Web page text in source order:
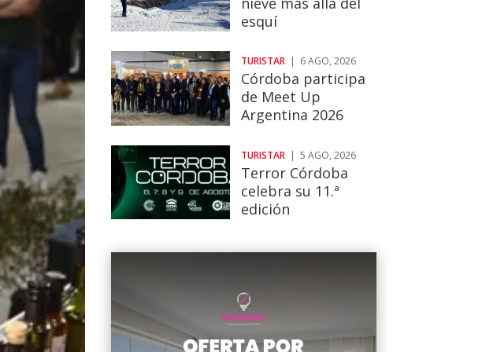
esquí
TURISTAR | 6 AGO, 2026
Córdoba participa
de Meet Up
Argentina 2026
TURISTAR | 5 AGO, 2026
Terror Córdoba
celebra su 11.ª
edición